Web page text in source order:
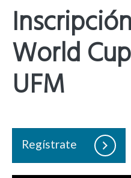
World
UFM
Regístrate